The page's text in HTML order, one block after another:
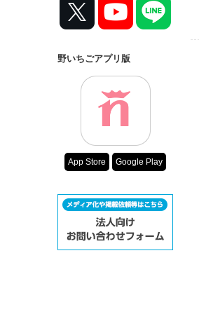
野いちごアプリ版
App Store Google Play